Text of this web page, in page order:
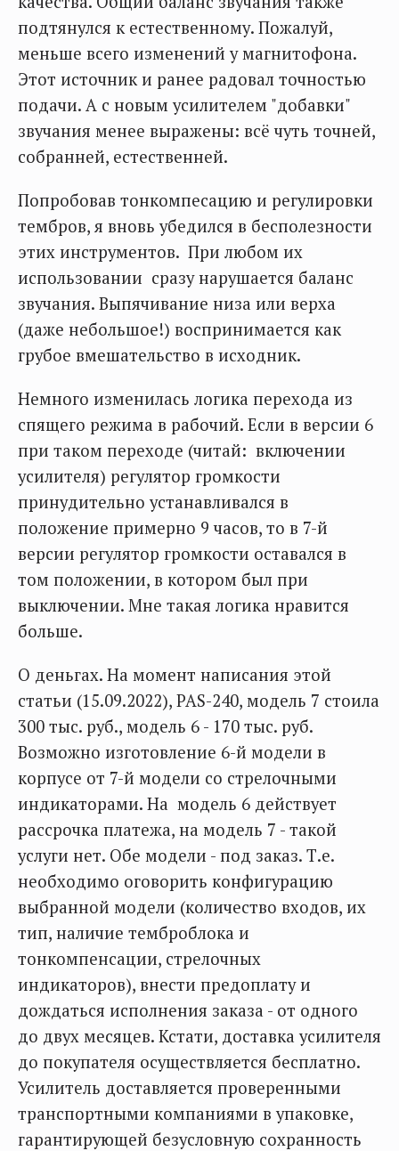
подтянулся к естественному. Пожалуй,
меньше всего изменений у магнитофона.
Этот источник и ранее радовал точностью
подачи. А с новым усилителем "добавки"
звучания менее выражены: всё чуть точней,
собранней, естественней.
Попробовав тонкомпесацию и регулировки
тембров, я вновь убедился в бесполезности
этих инструментов. При любом их
использовании сразу нарушается баланс
звучания. Выпячивание низа или верха
(даже небольшое!) воспринимается как
грубое вмешательство в исходник.
Немного изменилась логика перехода из
спящего режима в рабочий. Если в версии 6
при таком переходе (читай: включении
усилителя) регулятор громкости
принудительно устанавливался в
положение примерно 9 часов, то в 7-й
версии регулятор громкости оставался в
том положении, в котором был при
выключении. Мне такая логика нравится
больше.
О деньгах. На момент написания этой
статьи (15.09.2022), PAS-240, модель 7 стоила
300 тыс. руб., модель 6 - 170 тыс. руб.
Возможно изготовление 6-й модели в
корпусе от 7-й модели со стрелочными
индикаторами. На модель 6 действует
рассрочка платежа, на модель 7 - такой
услуги нет. Обе модели - под заказ. Т.е.
необходимо оговорить конфигурацию
выбранной модели (количество входов, их
тип, наличие темброблока и
тонкомпенсации, стрелочных
индикаторов), внести предоплату и
дождаться исполнения заказа - от одного
до двух месяцев. Кстати, доставка усилителя
до покупателя осуществляется бесплатно.
Усилитель доставляется проверенными
транспортными компаниями в упаковке,
гарантирующей безусловную сохранность